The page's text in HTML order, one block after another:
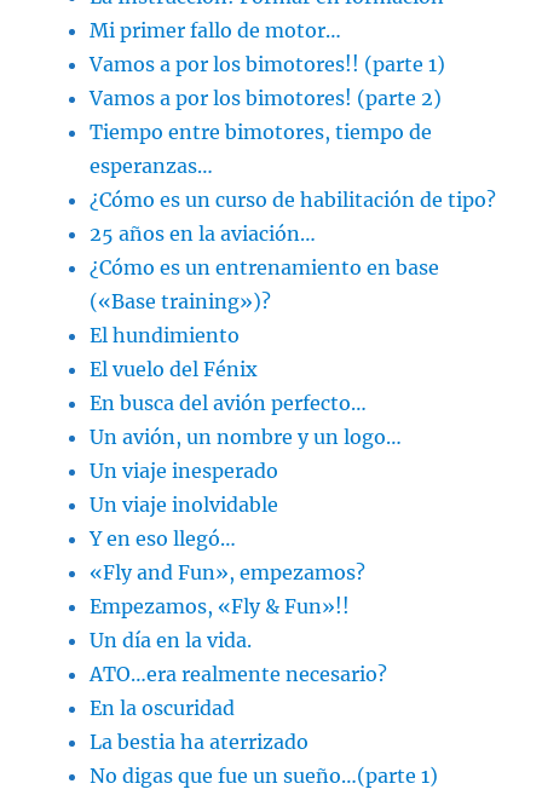
Mi primer fallo de motor…
Vamos a por los bimotores!! (parte 1)
Vamos a por los bimotores! (parte 2)
Tiempo entre bimotores, tiempo de
esperanzas…
¿Cómo es un curso de habilitación de tipo?
25 años en la aviación…
¿Cómo es un entrenamiento en base
(«Base training»)?
El hundimiento
El vuelo del Fénix
En busca del avión perfecto…
Un avión, un nombre y un logo…
Un viaje inesperado
Un viaje inolvidable
Y en eso llegó…
«Fly and Fun», empezamos?
Empezamos, «Fly & Fun»!!
Un día en la vida.
ATO…era realmente necesario?
En la oscuridad
La bestia ha aterrizado
No digas que fue un sueño…(parte 1)